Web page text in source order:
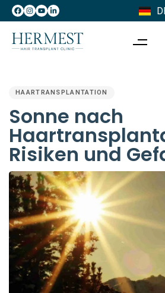
IT
IN:
HAARTRANSPLANTATION
Sonne nach
Risiken und